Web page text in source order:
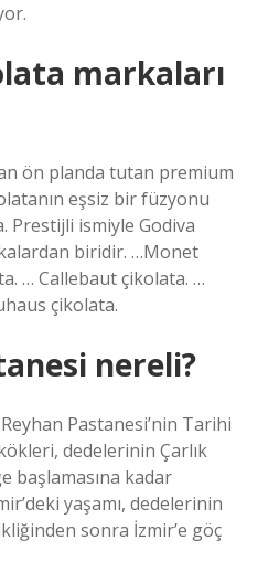
markaları
ön planda tutan premium
eşsiz bir füzyonu
Prestijli ismiyle Godiva
biridir. …Monet
… Callebaut çikolata. …
çikolata.
nereli?
Pastanesi’nin Tarihi
dedelerinin Çarlık
başlamasına kadar
yaşamı, dedelerinin
sonra İzmir’e göç